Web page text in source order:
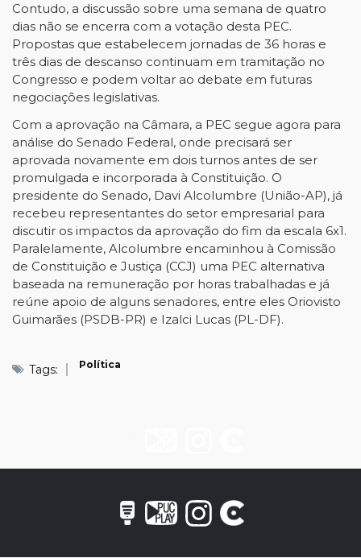
Contudo, a discussão sobre uma semana de quatro
dias não se encerra com a votação desta PEC.
Propostas que estabelecem jornadas de 36 horas e
três dias de descanso continuam em tramitação no
Congresso e podem voltar ao debate em futuras
negociações legislativas.
Com a aprovação na Câmara, a PEC segue agora para
análise do Senado Federal, onde precisará ser
aprovada novamente em dois turnos antes de ser
promulgada e incorporada à Constituição. O
presidente do Senado, Davi Alcolumbre (União-AP), já
recebeu representantes do setor empresarial para
discutir os impactos da aprovação do fim da escala 6x1.
Paralelamente, Alcolumbre encaminhou à Comissão
de Constituição e Justiça (CCJ) uma PEC alternativa
baseada na remuneração por horas trabalhadas e já
reúne apoio de alguns senadores, entre eles Oriovisto
Guimarães (PSDB-PR) e Izalci Lucas (PL-DF).
Tags: Política